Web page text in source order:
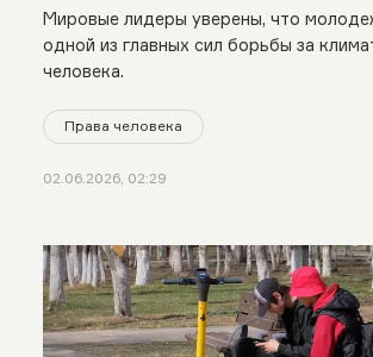
Мировые лидеры уверены, что
одной из главных сил борьбы за
человека.
Права человека
02.06.2026, 02:29